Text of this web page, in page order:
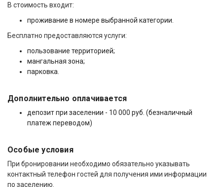
В стоимость входит:
проживание в номере выбранной категории.
Бесплатно предоставляются услуги:
пользование территорией;
мангальная зона;
парковка.
Дополнительно оплачивается
депозит при заселении - 10 000 руб. (безналичный
платеж переводом)
Особые условия
При бронировании необходимо обязательно указывать
контактный телефон гостей для получения ими информации
по заселению.